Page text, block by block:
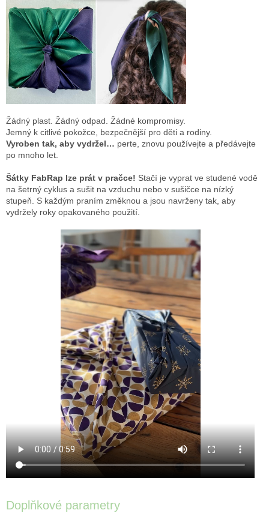
Žádný plast. Žádný odpad. Žádné kompromisy.
Jemný k citlivé pokožce, bezpečnější pro děti a rodiny.
Vyroben tak, aby vydržel… perte, znovu používejte a předávejte
po mnoho let.
Šátky FabRap lze prát v pračce! Stačí je vyprat ve studené vodě
na šetrný cyklus a sušit na vzduchu nebo v sušičce na nízký
stupeň. S každým praním změknou a jsou navrženy tak, aby
vydržely roky opakovaného použití.
Doplňkové parametry